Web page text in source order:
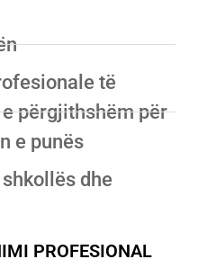
të
përgjithshëm për
e punës
dhe
PROFESIONAL